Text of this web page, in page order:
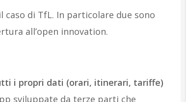
di TfL. In particolare due sono
all’open innovation.
i propri dati (orari, itinerari, tariffe)
sviluppate da terze parti che